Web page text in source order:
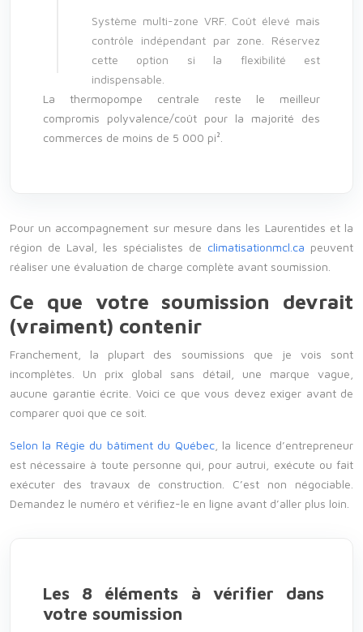
Système multi-zone VRF. Coût élevé mais
contrôle indépendant par zone. Réservez
cette option si la flexibilité est
indispensable.
La thermopompe centrale reste le meilleur
compromis polyvalence/coût pour la majorité des
commerces de moins de 5 000 pi².
Pour un accompagnement sur mesure dans les Laurentides et la
région de Laval, les spécialistes de climatisationmcl.ca peuvent
réaliser une évaluation de charge complète avant soumission.
Ce que votre soumission devrait
(vraiment) contenir
Franchement, la plupart des soumissions que je vois sont
incomplètes. Un prix global sans détail, une marque vague,
aucune garantie écrite. Voici ce que vous devez exiger avant de
comparer quoi que ce soit.
Selon la Régie du bâtiment du Québec, la licence d’entrepreneur
est nécessaire à toute personne qui, pour autrui, exécute ou fait
exécuter des travaux de construction. C’est non négociable.
Demandez le numéro et vérifiez-le en ligne avant d’aller plus loin.
Les 8 éléments à vérifier dans
votre soumission